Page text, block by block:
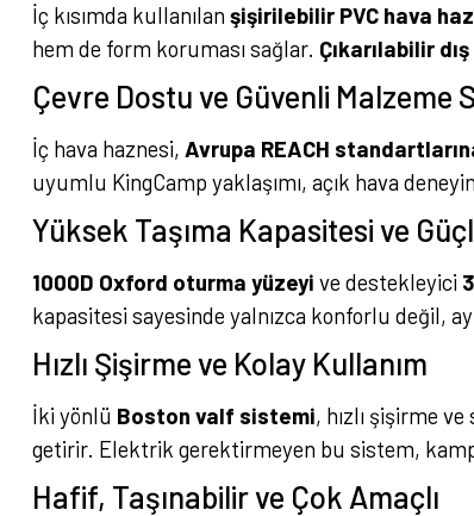
İç kısımda kullanılan şişirilebilir PVC hava
hem de form koruması sağlar. Çıkarılabilir dış
Çevre Dostu ve Güvenli Malzeme
İç hava haznesi, Avrupa REACH
uyumlu KingCamp yaklaşımı, açık hava
Yüksek Taşıma Kapasitesi ve
1000D Oxford oturma yüzeyi ve destekleyici
kapasitesi sayesinde yalnızca konforlu değil,
Hızlı Şişirme ve Kolay Kullanım
İki yönlü Boston valf sistemi, hızlı şişirme
getirir. Elektrik gerektirmeyen bu sistem,
Hafif, Taşınabilir ve Çok Amaçlı